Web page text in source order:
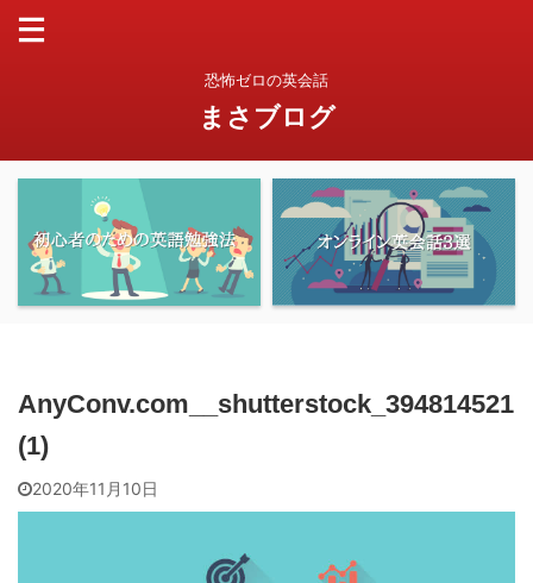
恐怖ゼロの英会話
まさブログ
AnyConv.com__shutterstock_394814521
(1)
2020年11月10日